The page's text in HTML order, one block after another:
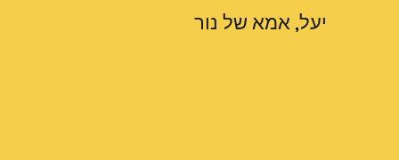
יעל, אמא של נור